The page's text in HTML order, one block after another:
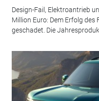
Design-Fail, Elektroantrieb
Million Euro: Dem Erfolg des
geschadet. Die